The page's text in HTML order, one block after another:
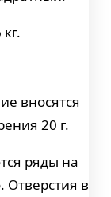
вносятся
20 г.
ряды на
Отверстия в